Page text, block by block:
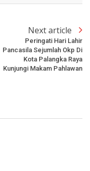
Next article
Peringati Hari Lahir
Pancasila Sejumlah Okp Di
Kota Palangka Raya
Kunjungi Makam Pahlawan